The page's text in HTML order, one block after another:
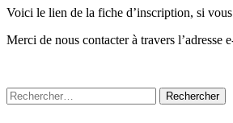
Voici le lien de la fiche d’inscription, si
Merci de nous contacter à travers l’adresse